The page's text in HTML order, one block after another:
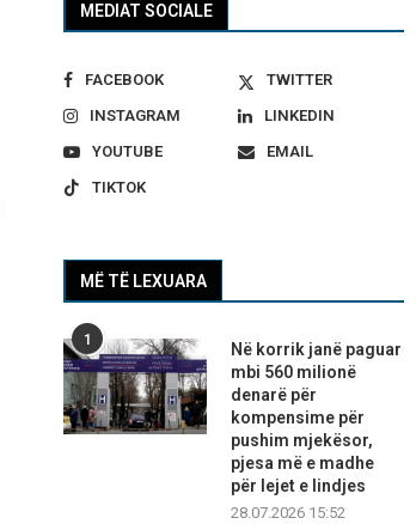
MEDIAT SOCIALE
FACEBOOK
TWITTER
INSTAGRAM
LINKEDIN
YOUTUBE
EMAIL
TIKTOK
MË TË LEXUARA
1
Në korrik janë paguar
mbi 560 milionë
denarë për
kompensime për
pushim mjekësor,
pjesa më e madhe
për lejet e lindjes
28.07.2026 15:52